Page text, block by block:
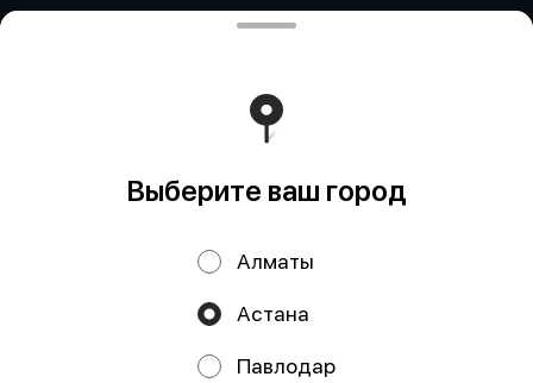
ИП Дубинина / ИП Збирун / ИП ART
БИН:871015450730 ИП ART COR - БИН:970312451058
Работает на эффективном ядре
Политика конфиденциальности
Выберите ваш город
Алматы
Астана
Павлодар